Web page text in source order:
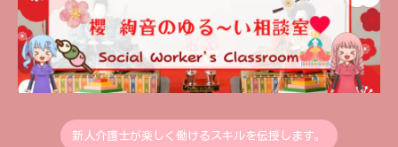
新人介護士が楽しく働けるスキルを伝授します。